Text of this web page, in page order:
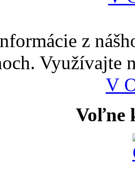
z
Využívajte
V
Voľne